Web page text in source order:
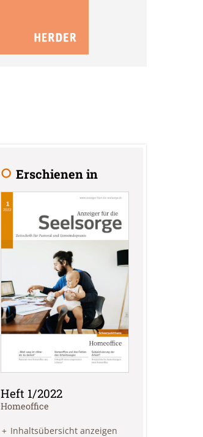
Erschienen in
Heft 1/2022
:
Homeoffice
Inhaltsübersicht anzeigen